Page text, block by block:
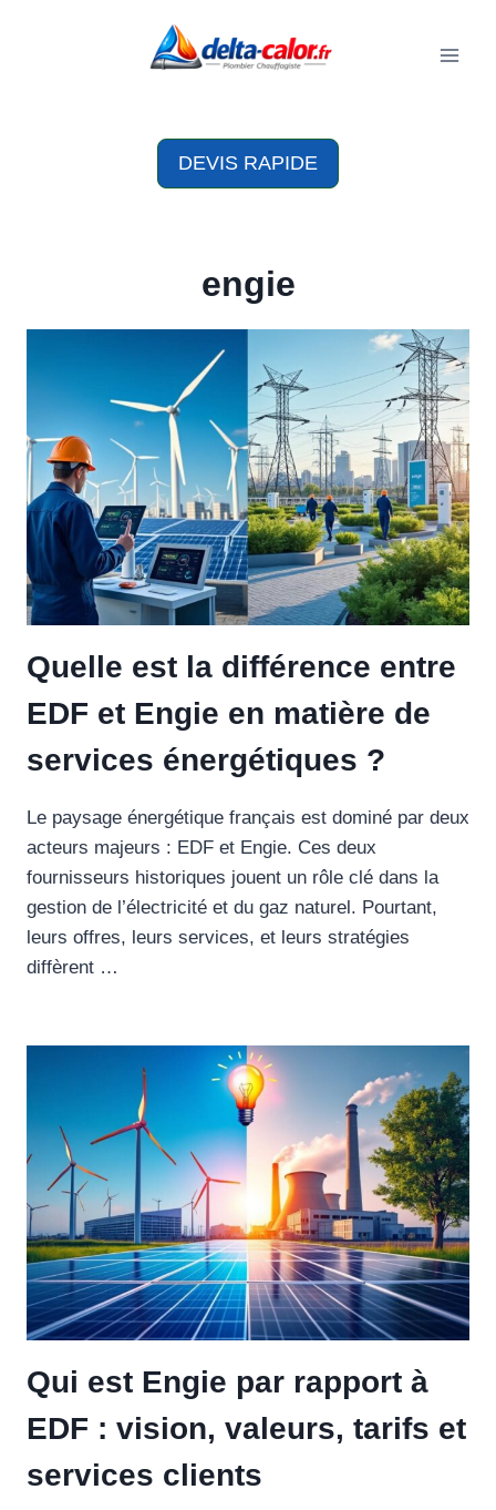
DEVIS RAPIDE
engie
Quelle est la différence entre
EDF et Engie en matière de
services énergétiques ?
Le paysage énergétique français est dominé par deux
acteurs majeurs : EDF et Engie. Ces deux
fournisseurs historiques jouent un rôle clé dans la
gestion de l’électricité et du gaz naturel. Pourtant,
leurs offres, leurs services, et leurs stratégies
diffèrent …
Qui est Engie par rapport à
EDF : vision, valeurs, tarifs et
services clients